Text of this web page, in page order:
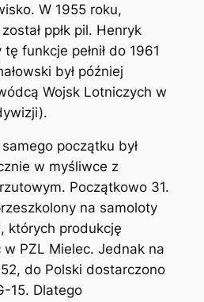
W 1955 roku,
ppłk pil. Henryk
funkcje pełnił do 1961
był później
Wojsk Lotniczych w
początku był
w myśliwce z
Początkowo 31.
na samoloty
których produkcję
PZL Mielec. Jednak na
do Polski dostarczono
15. Dlatego